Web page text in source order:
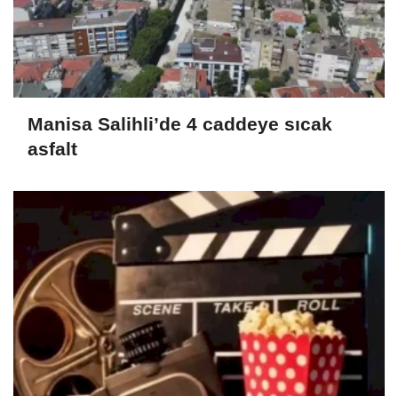
Manisa Salihli’de 4 caddeye sıcak
asfalt